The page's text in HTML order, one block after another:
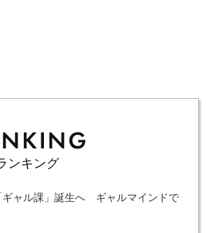
ンキング
ギャル課」誕生へ ギャルマインドで